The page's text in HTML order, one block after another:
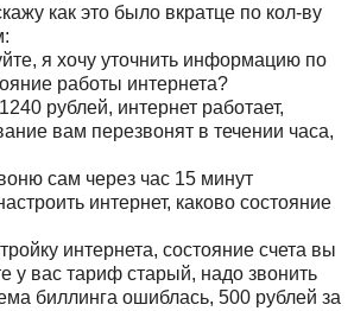
как это было вкратце по кол-ву
я хочу уточнить информацию по
работы интернета?
рублей, интернет работает,
вам перезвонят в течении часа,
сам через час 15 минут
интернет, каково состояние
интернета, состояние счета вы
у вас тариф старый, надо звонить
биллинга ошиблась, 500 рублей за